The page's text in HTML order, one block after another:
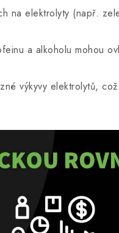
na elektrolyty (např.
a alkoholu mohou
výkyvy elektrolytů,